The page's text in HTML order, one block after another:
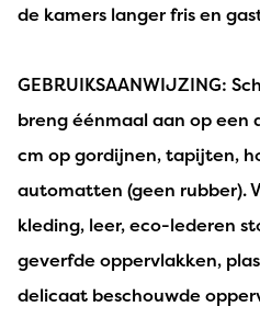
de kamers langer fris en
GEBRUIKSAANWIJZING:
breng éénmaal aan op een
cm op gordijnen, tapijten,
automatten (geen rubber).
kleding, leer, eco-lederen
geverfde oppervlakken,
delicaat beschouwde